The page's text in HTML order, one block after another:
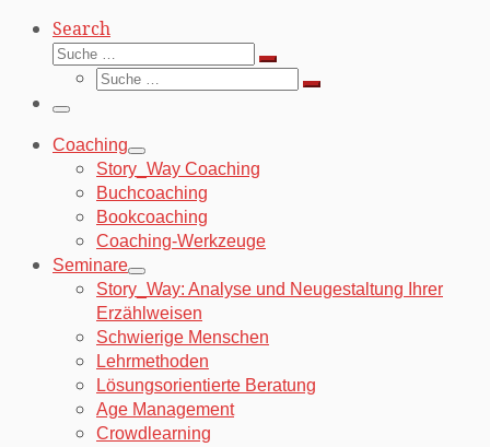
Search
Suche
Suche
Suche
Suche
Menü
Coaching
Story_Way Coaching
Buchcoaching
Bookcoaching
Coaching-Werkzeuge
Seminare
Story_Way: Analyse und Neugestaltung Ihrer
Erzählweisen
Schwierige Menschen
Lehrmethoden
Lösungsorientierte Beratung
Age Management
Crowdlearning